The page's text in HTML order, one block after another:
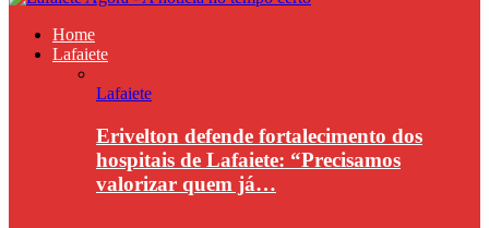
Home
Lafaiete
Lafaiete
Erivelton defende fortalecimento dos
hospitais de Lafaiete: “Precisamos
valorizar quem já…